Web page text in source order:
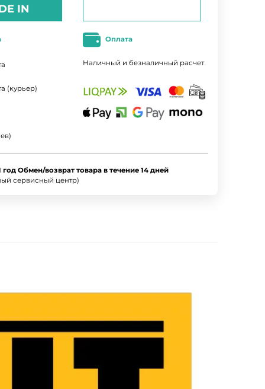
IN
(курьер)
Оплата
Наличный и безналичный расчет
год Обмен/возврат товара в течение 14 дней
сервисный центр)